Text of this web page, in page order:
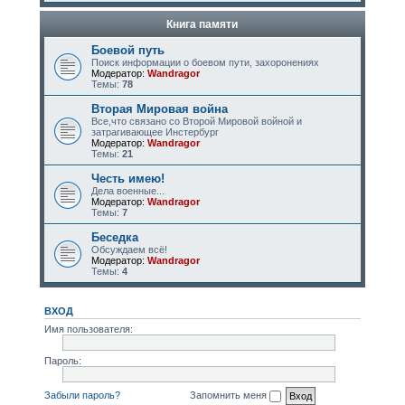
Книга памяти
Боевой путь
Поиск информации о боевом пути, захоронениях
Модератор: Wandragor
Темы: 78
Вторая Мировая война
Все,что связано со Второй Мировой войной и
затрагивающее Инстербург
Модератор: Wandragor
Темы: 21
Честь имею!
Дела военные...
Модератор: Wandragor
Темы: 7
Беседка
Обсуждаем всё!
Модератор: Wandragor
Темы: 4
ВХОД
Имя пользователя:
Пароль:
Забыли пароль? Запомнить меня